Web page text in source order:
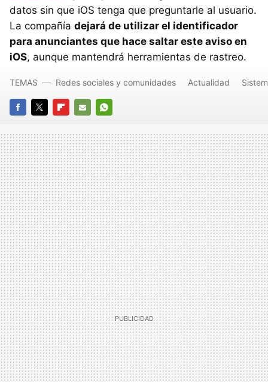
datos sin que iOS tenga que preguntarle al usuario.
La compañía dejará de utilizar el identificador
para anunciantes que hace saltar este aviso en
iOS, aunque mantendrá herramientas de rastreo.
FACEBOOK
TWITTERFLIPBOARD
E-
MAIL
WHATSAPP
TEMAS Redes sociales y comunidades Actualidad